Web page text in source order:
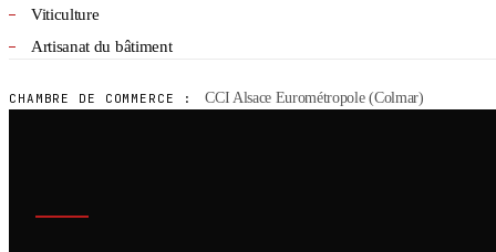
Viticulture
Artisanat du bâtiment
CHAMBRE DE COMMERCE : CCI Alsace Eurométropole (Colmar)